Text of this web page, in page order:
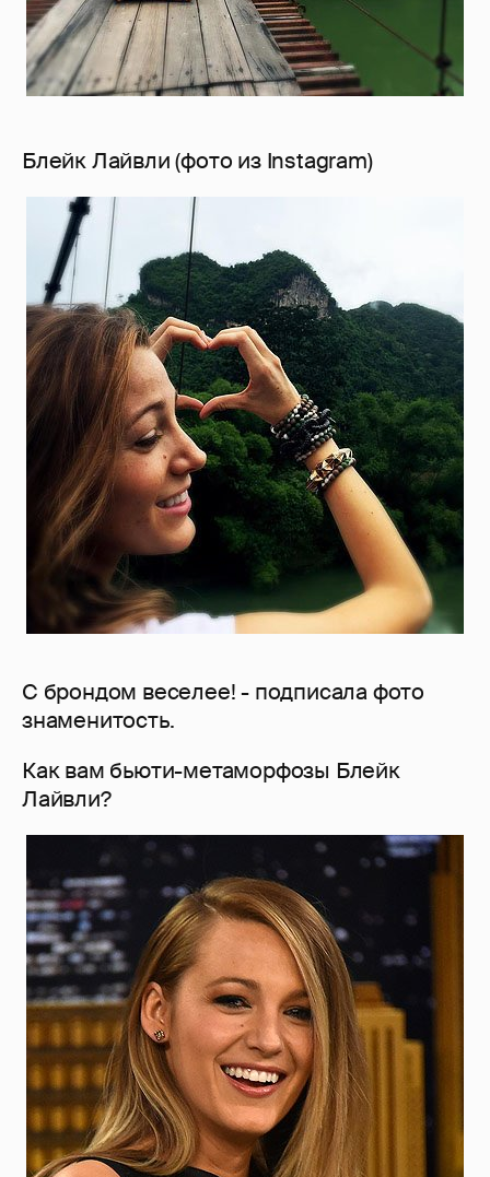
Блейк Лайвли (фото из Instagram)
С брондом веселее! - подписала фото
знаменитость.
Как вам бьюти-метаморфозы Блейк
Лайвли?